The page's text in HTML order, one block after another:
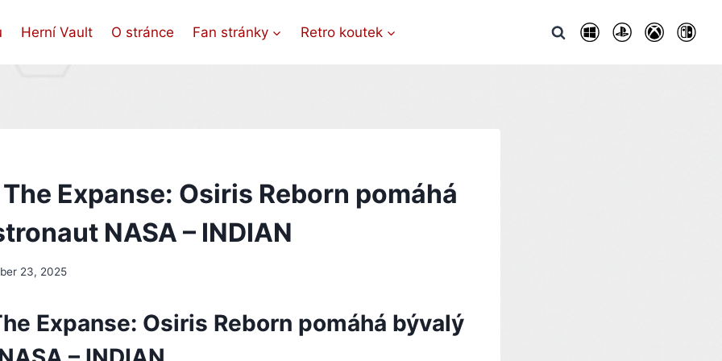
Herní Vault O stránce Fan stránky Retro koutek
Expanse: Osiris Reborn pomáhá
NASA – INDIAN
23, 2025
Expanse: Osiris Reborn pomáhá bývalý